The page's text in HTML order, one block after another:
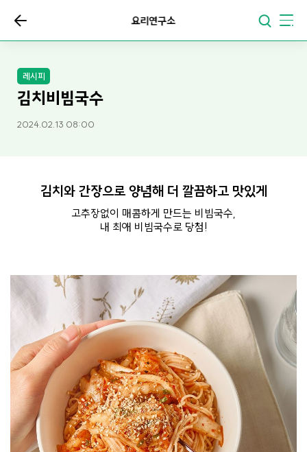
요리연구소
레시피
김치비빔국수
2024.02.13 08:00
김치와 간장으로 양념해 더 깔끔하고 맛있게
고추장없이 매콤하게 만드는 비빔국수,
내 최애 비빔국수로 당첨!